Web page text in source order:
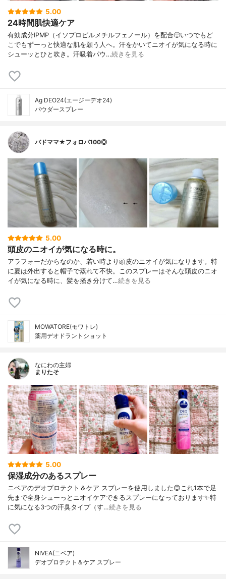
5.00
24時間肌快適ケア
有効成分IPMP（イソプロピルメチルフェノール）を配合🙂いつでもど
こでもずーっと快適な肌を願う人へ。汗をかいてニオイが気になる時に
シューッとひと吹き。汗吸着パウ…続きを見る
Ag DEO24(エージーデオ24)
パウダースプレー
バドママ★フォロバ100◎
5.00
頭皮のニオイが気になる時に。
アラフォーだからなのか、若い時より頭皮のニオイが気になります。特
に夏は外出すると帽子で蒸れて不快。このスプレーはそんな頭皮のニオ
イが気になる時に、髪を掻き分けて…続きを見る
MOWATORE(モワトレ)
薬用デオドラントショット
なにわの主婦
まりたそ
5.00
保湿成分のあるスプレー
ニベアのデオプロテクト＆ケア スプレーを使用しました😊これ1本で足
先まで全身シューっとニオイケアできるスプレーになっております✨特
に気になる3つの汗臭タイプ（す…続きを見る
NIVEA(ニベア)
デオプロテクト＆ケア スプレー